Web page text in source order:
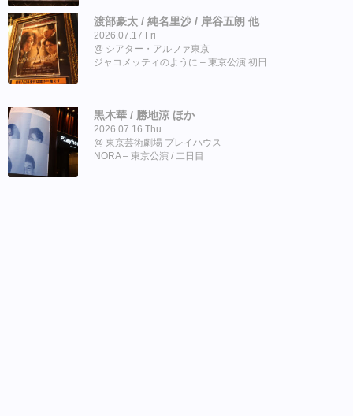
渡部豪太 / 純名里沙 / 岸谷五朗 他
2026.07.17 Fri
シアター・アルファ東京
ジャコメッティのように – 東京公演 初日
黒木華 / 勝地涼 ほか
2026.07.16 Thu
東京芸術劇場 プレイハウス
NORA – 東京公演 / 二日目